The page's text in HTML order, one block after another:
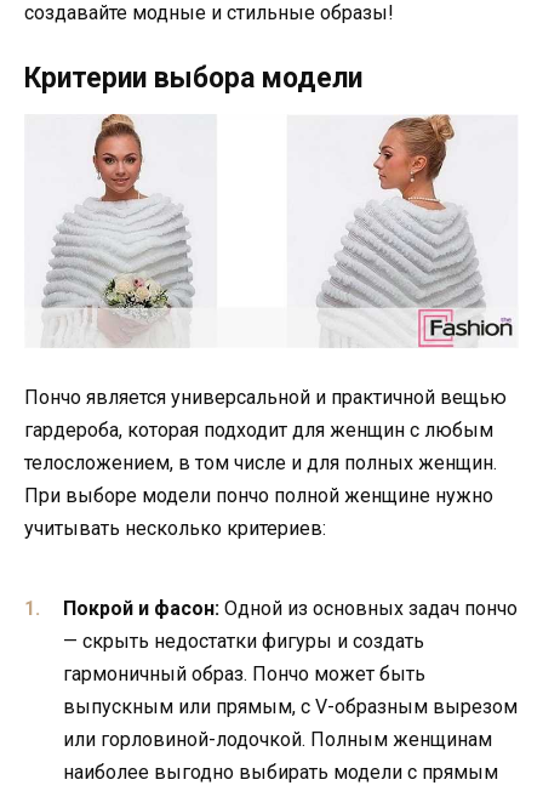
создавайте модные и стильные образы!
Критерии выбора модели
Пончо является универсальной и практичной вещью
гардероба, которая подходит для женщин с любым
телосложением, в том числе и для полных женщин.
При выборе модели пончо полной женщине нужно
учитывать несколько критериев:
Покрой и фасон: Одной из основных задач пончо
— скрыть недостатки фигуры и создать
гармоничный образ. Пончо может быть
выпускным или прямым, с V-образным вырезом
или горловиной-лодочкой. Полным женщинам
наиболее выгодно выбирать модели с прямым